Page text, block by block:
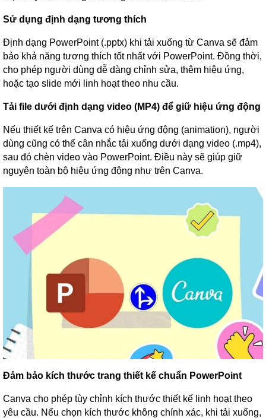
Sử dụng định dạng tương thích
Định dạng PowerPoint (.pptx) khi tải xuống từ Canva sẽ đảm
bảo khả năng tương thích tốt nhất với PowerPoint. Đồng thời,
cho phép người dùng dễ dàng chỉnh sửa, thêm hiệu ứng,
hoặc tạo slide mới linh hoạt theo nhu cầu.
Tải file dưới định dạng video (MP4) để giữ hiệu ứng động
Nếu thiết kế trên Canva có hiệu ứng động (animation), người
dùng cũng có thể cân nhắc tải xuống dưới dạng video (.mp4),
sau đó chèn video vào PowerPoint. Điều này sẽ giúp giữ
nguyên toàn bộ hiệu ứng động như trên Canva.
Đảm bảo kích thước trang thiết kế chuẩn PowerPoint
Canva cho phép tùy chỉnh kích thước thiết kế linh hoạt theo
yêu cầu. Nếu chọn kích thước không chính xác, khi tải xuống,